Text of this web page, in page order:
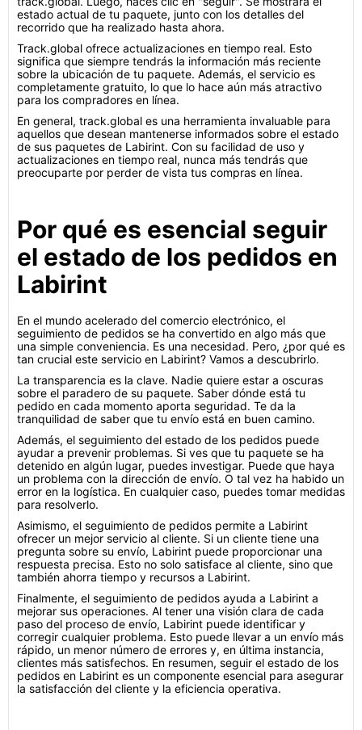
estado actual de tu paquete, junto con los detalles del
recorrido que ha realizado hasta ahora.
Track.global ofrece actualizaciones en tiempo real. Esto
significa que siempre tendrás la información más reciente
sobre la ubicación de tu paquete. Además, el servicio es
completamente gratuito, lo que lo hace aún más atractivo
para los compradores en línea.
En general, track.global es una herramienta invaluable para
aquellos que desean mantenerse informados sobre el estado
de sus paquetes de Labirint. Con su facilidad de uso y
actualizaciones en tiempo real, nunca más tendrás que
preocuparte por perder de vista tus compras en línea.
Por qué es esencial seguir
el estado de los pedidos en
Labirint
En el mundo acelerado del comercio electrónico, el
seguimiento de pedidos se ha convertido en algo más que
una simple conveniencia. Es una necesidad. Pero, ¿por qué es
tan crucial este servicio en Labirint? Vamos a descubrirlo.
La transparencia es la clave. Nadie quiere estar a oscuras
sobre el paradero de su paquete. Saber dónde está tu
pedido en cada momento aporta seguridad. Te da la
tranquilidad de saber que tu envío está en buen camino.
Además, el seguimiento del estado de los pedidos puede
ayudar a prevenir problemas. Si ves que tu paquete se ha
detenido en algún lugar, puedes investigar. Puede que haya
un problema con la dirección de envío. O tal vez ha habido un
error en la logística. En cualquier caso, puedes tomar medidas
para resolverlo.
Asimismo, el seguimiento de pedidos permite a Labirint
ofrecer un mejor servicio al cliente. Si un cliente tiene una
pregunta sobre su envío, Labirint puede proporcionar una
respuesta precisa. Esto no solo satisface al cliente, sino que
también ahorra tiempo y recursos a Labirint.
Finalmente, el seguimiento de pedidos ayuda a Labirint a
mejorar sus operaciones. Al tener una visión clara de cada
paso del proceso de envío, Labirint puede identificar y
corregir cualquier problema. Esto puede llevar a un envío más
rápido, un menor número de errores y, en última instancia,
clientes más satisfechos. En resumen, seguir el estado de los
pedidos en Labirint es un componente esencial para asegurar
la satisfacción del cliente y la eficiencia operativa.